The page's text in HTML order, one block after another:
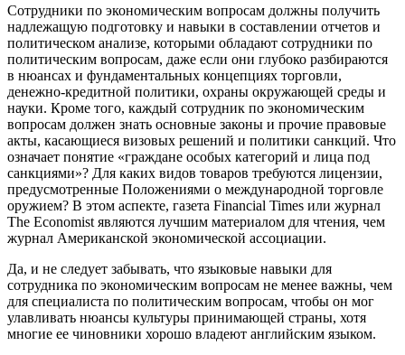
Сотрудники по экономическим вопросам должны получить
надлежащую подготовку и навыки в составлении отчетов и
политическом анализе, которыми обладают сотрудники по
политическим вопросам, даже если они глубоко разбираются
в нюансах и фундаментальных концепциях торговли,
денежно-кредитной политики, охраны окружающей среды и
науки. Кроме того, каждый сотрудник по экономическим
вопросам должен знать основные законы и прочие правовые
акты, касающиеся визовых решений и политики санкций. Что
означает понятие «граждане особых категорий и лица под
санкциями»? Для каких видов товаров требуются лицензии,
предусмотренные Положениями о международной торговле
оружием? В этом аспекте, газета Financial Times или журнал
The Economist являются лучшим материалом для чтения, чем
журнал Американской экономической ассоциации.
Да, и не следует забывать, что языковые навыки для
сотрудника по экономическим вопросам не менее важны, чем
для специалиста по политическим вопросам, чтобы он мог
улавливать нюансы культуры принимающей страны, хотя
многие ее чиновники хорошо владеют английским языком.